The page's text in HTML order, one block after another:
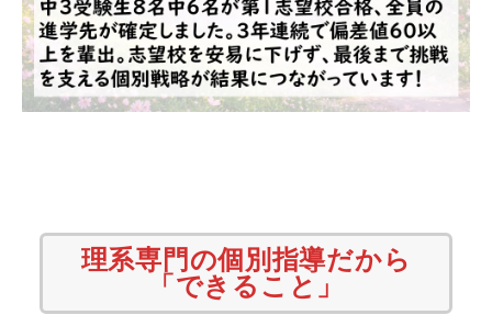
理系専門の個別指導だから
「できること」